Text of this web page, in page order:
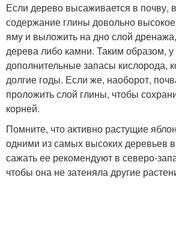
Если дерево высаживается в почву,
содержание глины довольно
яму и выложить на дно слой
дерева либо камни. Таким образом, у
дополнительные запасы кислорода,
долгие годы. Если же, наоборот,
проложить слой глины, чтобы
корней.
Помните, что активно растущие
одними из самых высоких деревьев
сажать ее рекомендуют в северо-
чтобы она не затеняла другие